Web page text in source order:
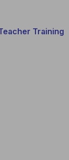
Training